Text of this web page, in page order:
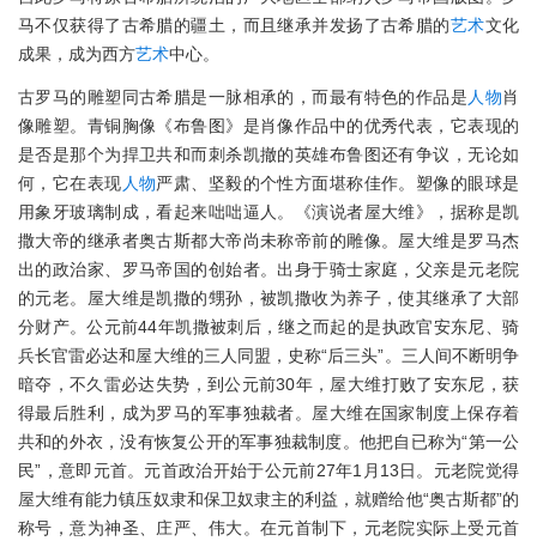
马不仅获得了古希腊的疆土，而且继承并发扬了古希腊的艺术文化
成果，成为西方艺术中心。
古罗马的雕塑同古希腊是一脉相承的，而最有特色的作品是 人物肖
像雕塑。青铜胸像《布鲁图》是肖像作品中的优秀代表，它表现的
是否是那个为捍卫共和而刺杀凯撤的英雄布鲁图还有争议，无论如
何，它在表现 人物严肃、坚毅的个性方面堪称佳作。塑像的眼球是
用象牙玻璃制成，看起来咄咄逼人。《演说者屋大维》，据称是凯
撒大帝的继承者奥古斯都大帝尚未称帝前的雕像。屋大维是罗马杰
出的政治家、罗马帝国的创始者。出身于骑士家庭，父亲是元老院
的元老。屋大维是凯撒的甥孙，被凯撒收为养子，使其继承了大部
分财产。公元前44年凯撒被刺后，继之而起的是执政官安东尼、骑
兵长官雷必达和屋大维的三人同盟，史称“后三头”。三人间不断明争
暗夺，不久雷必达失势，到公元前30年，屋大维打败了安东尼，获
得最后胜利，成为罗马的军事独裁者。屋大维在国家制度上保存着
共和的外衣，没有恢复公开的军事独裁制度。他把自已称为“第一公
民”，意即元首。元首政治开始于公元前27年1月13日。元老院觉得
屋大维有能力镇压奴隶和保卫奴隶主的利益，就赠给他“奥古斯都”的
称号，意为神圣、庄严、伟大。在元首制下，元老院实际上受元首